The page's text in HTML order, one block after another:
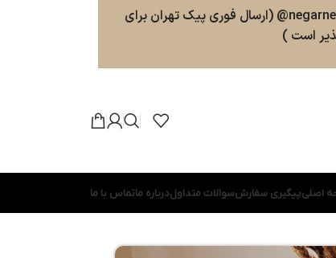
اصلیپیگیری سفارشسوالات متداولدرباره ماتماس با ما
سفارشات طبق روال ارسال خواهند شد . پشتیبانی 09025357598 (ارسال پیامک و پیام در واتسپ ، تلگرام ، بله ) کانال بله و تلگرام : negarnedaei@ (ارسال فوری پیک تهران برای
است )